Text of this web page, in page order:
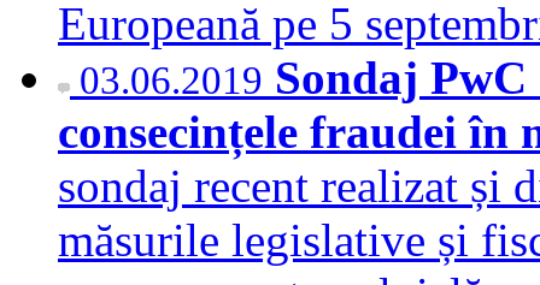
Europeană pe 5
03.06.2019 Sondaj
consecințele fraudei în
sondaj recent realizat și
măsurile legislative și